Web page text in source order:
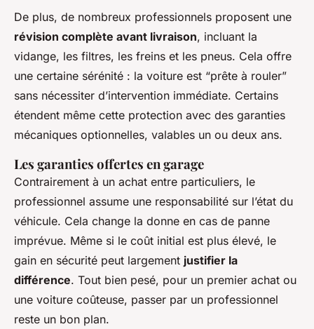
De plus, de nombreux professionnels proposent une
révision complète avant livraison, incluant la
vidange, les filtres, les freins et les pneus. Cela offre
une certaine sérénité : la voiture est “prête à rouler”
sans nécessiter d’intervention immédiate. Certains
étendent même cette protection avec des garanties
mécaniques optionnelles, valables un ou deux ans.
Les garanties offertes en garage
Contrairement à un achat entre particuliers, le
professionnel assume une responsabilité sur l’état du
véhicule. Cela change la donne en cas de panne
imprévue. Même si le coût initial est plus élevé, le
gain en sécurité peut largement justifier la
différence. Tout bien pesé, pour un premier achat ou
une voiture coûteuse, passer par un professionnel
reste un bon plan.